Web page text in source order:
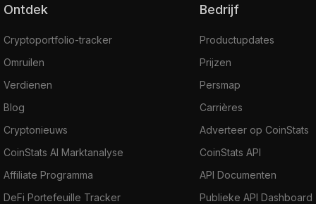
Ontdek
Cryptoportfolio-tracker
Omruilen
Verdienen
Blog
Cryptonieuws
CoinStats AI Marktanalyse
Affiliate Programma
DeFi Portefeuille Tracker
Bedrijf
Productupdates
Prijzen
Persmap
Carrières
Adverteer op CoinStats
CoinStats API
API Documenten
Publieke API Dashboard